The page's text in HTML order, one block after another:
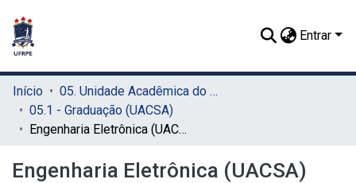
Entrar
Início
05. Unidade Acadêmica do Cabo de Santo Agostinho (UACSA)
05.1 - Graduação (UACSA)
Engenharia Eletrônica (UACSA)
Engenharia Eletrônica (UACSA)